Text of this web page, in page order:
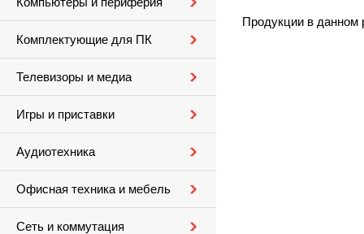
Комплектующие для ПК
Телевизоры и медиа
Игры и приставки
Аудиотехника
Офисная техника и мебель
Сеть и коммутация
Продукции в данном